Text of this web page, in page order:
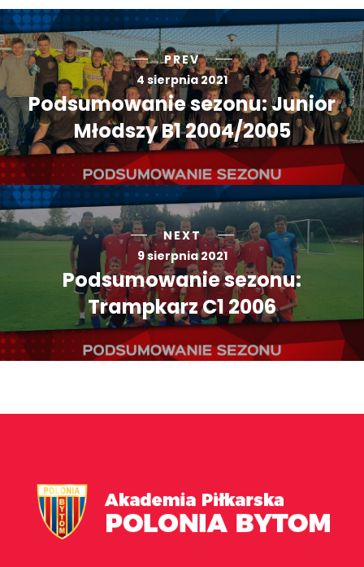
PREV
4 sierpnia 2021
Podsumowanie sezonu: Junior
Młodszy B1 2004/2005
NEXT
9 sierpnia 2021
Podsumowanie sezonu:
Trampkarz C1 2006